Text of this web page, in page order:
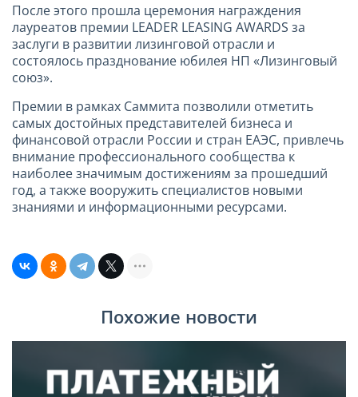
После этого прошла церемония награждения
лауреатов премии LEADER LEASING AWARDS за
заслуги в развитии лизинговой отрасли и
состоялось празднование юбилея НП «Лизинговый
союз».
Премии в рамках Саммита позволили отметить
самых достойных представителей бизнеса и
финансовой отрасли России и стран ЕАЭС, привлечь
внимание профессионального сообщества к
наиболее значимым достижениям за прошедший
год, а также вооружить специалистов новыми
знаниями и информационными ресурсами.
Похожие новости